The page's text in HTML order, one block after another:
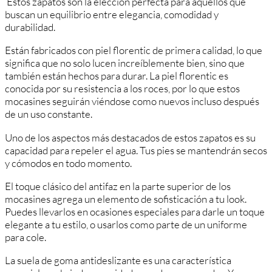
buscan un equilibrio entre elegancia, comodidad y
durabilidad.
Están fabricados con piel florentic de primera calidad, lo que
significa que no solo lucen increíblemente bien, sino que
también están hechos para durar. La piel florentic es
conocida por su resistencia a los roces, por lo que estos
mocasines seguirán viéndose como nuevos incluso después
de un uso constante.
Uno de los aspectos más destacados de estos zapatos es su
capacidad para repeler el agua. Tus pies se mantendrán secos
y cómodos en todo momento.
El toque clásico del antifaz en la parte superior de los
mocasines agrega un elemento de sofisticación a tu look.
Puedes llevarlos en ocasiones especiales para darle un toque
elegante a tu estilo, o usarlos como parte de un uniforme
para cole.
La suela de goma antideslizante es una característica